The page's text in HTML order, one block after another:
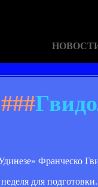
###
Франческо
для